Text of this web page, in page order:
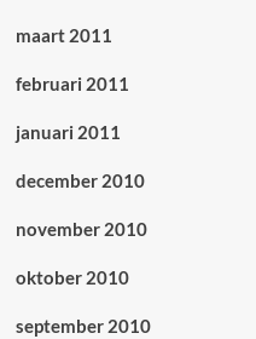
maart 2011
februari 2011
januari 2011
december 2010
november 2010
oktober 2010
september 2010